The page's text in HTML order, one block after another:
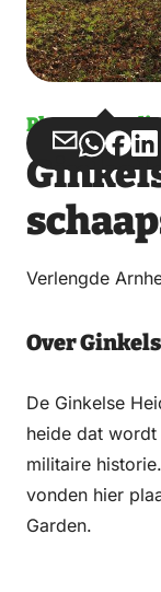
Planten en
Deel
via
Email
Deel
via
Deel
op
Deel
op
Verlengde
Over
De Ginkelse
heide dat
militaire
vonden hier
Garden.